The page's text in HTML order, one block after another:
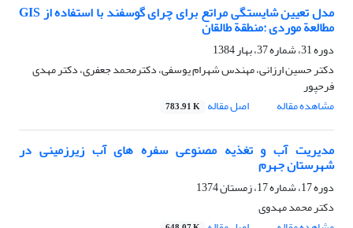
مدل تعیین شایستگی مراتع برای چرای گوسفند با استفاده از GIS
مطالعة موردی :منطقة طالقان
دوره 31، شماره 37، بهار 1384
دکتر حسین ارزانی، مهندس شهرام یوسفی، دکترمحمد جعفری، دکتر مهدی
فرحپور
مشاهده مقاله
اصل مقاله 783.91 K
مدیریت آب و تغذیه مصنوعی سفره های آب زیرزمینی در
شهرستان جهرم
دوره 17، شماره 17، زمستان 1374
دکتر محمد مهدوی